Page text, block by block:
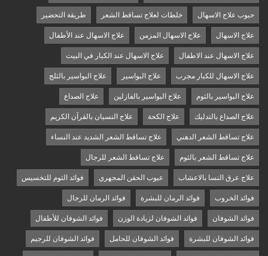
حبوب علاج الاسهال خلطات لعلاج تساقط الشعر طريقة التحضير
علاج الاسهال علاج الاسهال المزمن علاج الاسهال عند الأطفال
علاج الاسهال عند الاطفال علاج الاسهال عند الكبار في البيت
علاج الاسهال للكبار مجرب علاج البواسير علاج البواسير بالثلج
علاج البواسير بالثوم علاج البواسير بالفازلين علاج الصداع
علاج الصداع بالتدليك علاج الكحة علاج النسيان بالقرآن الكريم
علاج تساقط الشعر الدهني علاج تساقط الشعر الشديد عند النساء
علاج تساقط الشعر بالثوم علاج تساقط الشعر للرجال
علاج عرق النسا بالاعشاب عيوب الحقن المجهري فوائد الثوم للتخسيس
فوائد الخروب فوائد الرمان للبشرة فوائد الرمان للرجال
فوائد الشوفان فوائد الشوفان لزيادة الوزن فوائد الشوفان للأطفال
فوائد الشوفان للبشرة فوائد الشوفان للحامل فوائد الشوفان للرجيم